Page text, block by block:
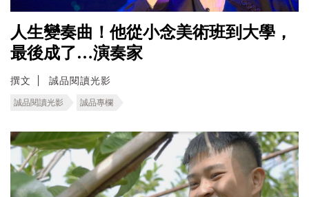
人生變奏曲！他從小念美術班到大學，
最後成了…演奏家
撰文 誠品閱讀光影
誠品閱讀光影 誠品專欄